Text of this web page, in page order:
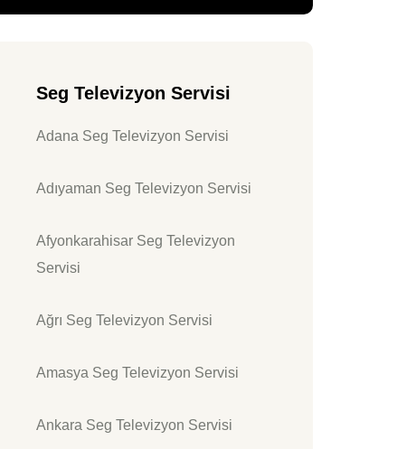
Seg Televizyon Servisi
Adana Seg Televizyon Servisi
Adıyaman Seg Televizyon Servisi
Afyonkarahisar Seg Televizyon
Servisi
Ağrı Seg Televizyon Servisi
Amasya Seg Televizyon Servisi
Ankara Seg Televizyon Servisi